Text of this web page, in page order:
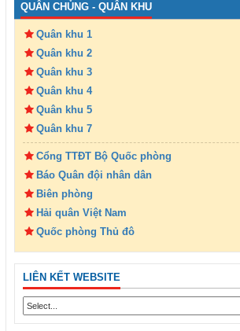
QUÂN CHỦNG - QUÂN KHU
Quân khu 1
Quân khu 2
Quân khu 3
Quân khu 4
Quân khu 5
Quân khu 7
Cổng TTĐT Bộ Quốc phòng
Báo Quân đội nhân dân
Biên phòng
Hải quân Việt Nam
Quốc phòng Thủ đô
LIÊN KẾT WEBSITE